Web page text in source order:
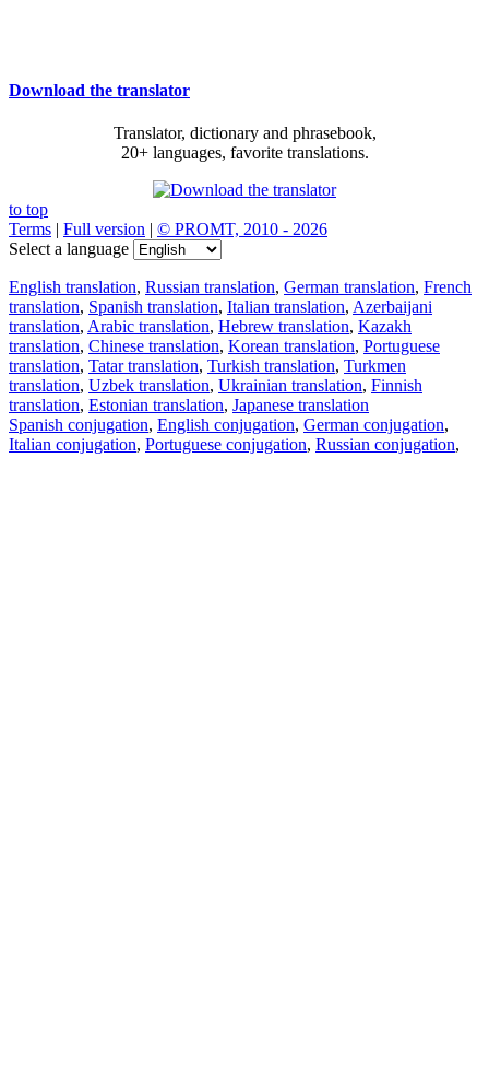
Download the translator
Translator, dictionary and phrasebook,
20+ languages, favorite translations.
to top
Terms | Full version | © PROMT, 2010 - 2026
Select a language
English translation, Russian translation, German translation, French
translation, Spanish translation, Italian translation, Azerbaijani
translation, Arabic translation, Hebrew translation, Kazakh
translation, Chinese translation, Korean translation, Portuguese
translation, Tatar translation, Turkish translation, Turkmen
translation, Uzbek translation, Ukrainian translation, Finnish
translation, Estonian translation, Japanese translation
Spanish conjugation, English conjugation, German conjugation,
Italian conjugation, Portuguese conjugation, Russian conjugation,